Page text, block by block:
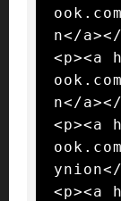
n</
<p><a
n</
<p><a
<p><a